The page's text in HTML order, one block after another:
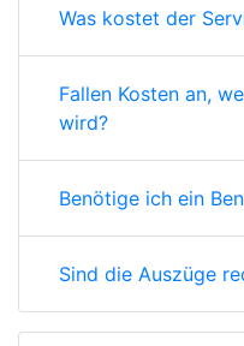
Was kostet der
Fallen Kosten an,
wird?
Benötige ich ein
Sind die Auszüge